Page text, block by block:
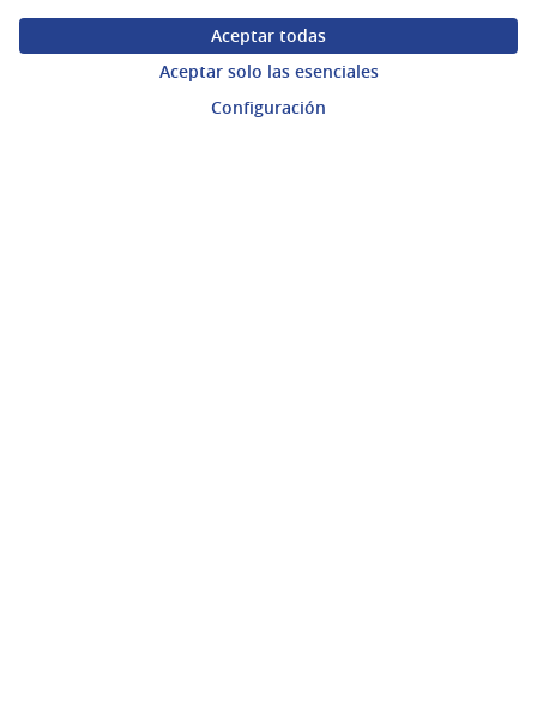
Aceptar todas
Aceptar solo las esenciales
Configuración
Ayuda